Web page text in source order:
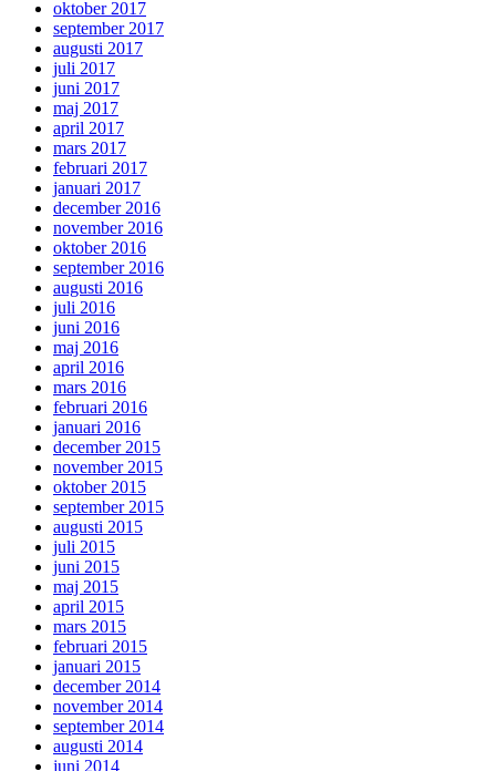
oktober 2017
september 2017
augusti 2017
juli 2017
juni 2017
maj 2017
april 2017
mars 2017
februari 2017
januari 2017
december 2016
november 2016
oktober 2016
september 2016
augusti 2016
juli 2016
juni 2016
maj 2016
april 2016
mars 2016
februari 2016
januari 2016
december 2015
november 2015
oktober 2015
september 2015
augusti 2015
juli 2015
juni 2015
maj 2015
april 2015
mars 2015
februari 2015
januari 2015
december 2014
november 2014
september 2014
augusti 2014
juni 2014